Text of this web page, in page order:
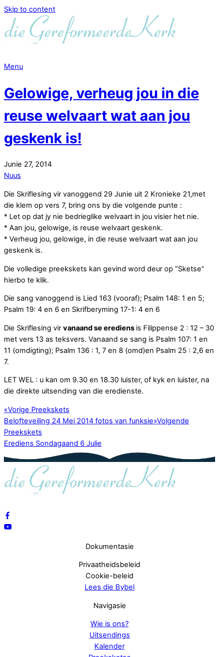
Skip to content
Menu
Gelowige, verheug jou in die
reuse welvaart wat aan jou
geskenk is!
Junie 27, 2014
Nuus
Die Skriflesing vir vanoggend 29 Junie uit 2 Kronieke 21,met
die klem op vers 7, bring ons by die volgende punte :
* Let op dat jy nie bedrieglike welvaart in jou visier het nie.
* Aan jou, gelowige, is reuse welvaart geskenk.
* Verheug jou, gelowige, in die reuse welvaart wat aan jou
geskenk is.
Die volledige preekskets kan gevind word deur op “Sketse”
hierbo te klik.
Die sang vanoggend is Lied 163 (vooraf); Psalm 148: 1 en 5;
Psalm 19: 4 en 6 en Skrifberyming 17-1: 4 en 6
Die Skriflesing vir vanaand se erediens is Filippense 2 : 12 – 30
met vers 13 as teksvers. Vanaand se sang is Psalm 107: 1 en
11 (omdigting); Psalm 136 : 1, 7 en 8 (omd)en Psalm 25 : 2,6 en
7.
LET WEL : u kan om 9.30 en 18.30 luister, of kyk en luister, na
die direkte uitsending van die eredienste.
«Vorige Preekskets
Belofteveiling 24 Mei 2014 fotos van funksie»Volgende
Preekskets
Erediens Sondagaand 6 Julie
Dokumentasie
Privaatheidsbeleid
Cookie-beleid
Lees die Bybel
Navigasie
Wie is ons?
Uitsendings
Kalender